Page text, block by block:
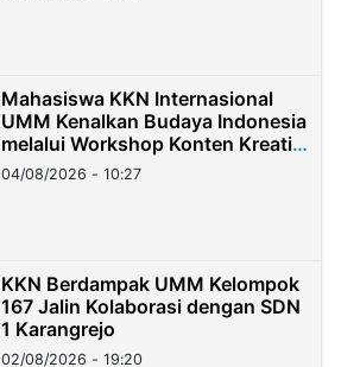
Mahasiswa KKN Internasional
UMM Kenalkan Budaya Indonesia
melalui Workshop Konten Kreatif
di Taiwan
04/08/2026 - 10:27
KKN Berdampak UMM Kelompok
167 Jalin Kolaborasi dengan SDN
1 Karangrejo
02/08/2026 - 19:20